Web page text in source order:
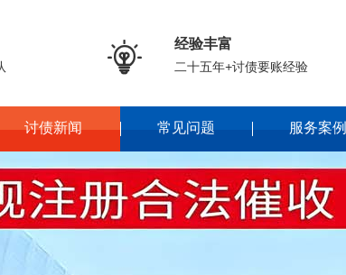
 经验丰富
二十五年+讨债要账经验
讨债新闻 常见问题 服务案例